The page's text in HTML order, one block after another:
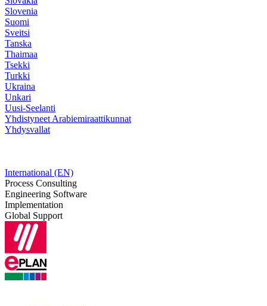
Slovenia
Suomi
Sveitsi
Tanska
Thaimaa
Tsekki
Turkki
Ukraina
Unkari
Uusi-Seelanti
Yhdistyneet Arabiemiraattikunnat
Yhdysvallat
International (EN)
Process Consulting
Engineering Software
Implementation
Global Support